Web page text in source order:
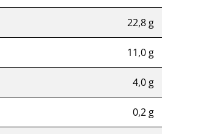
22,8 g
11,0 g
4,0 g
0,2 g